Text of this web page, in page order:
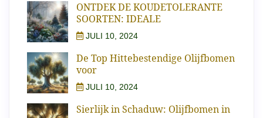
ONTDEK DE KOUDETOLERANTE
SOORTEN: IDEALE
JULI 10, 2024
De Top Hittebestendige Olijfbomen
voor
JULI 10, 2024
Sierlijk in Schaduw: Olijfbomen in